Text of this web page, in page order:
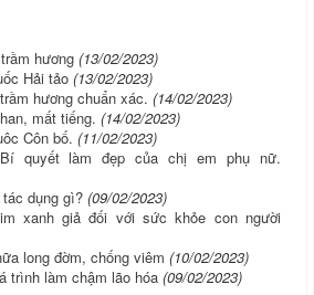
hương (13/02/2023)
Hải tảo (13/02/2023)
hương chuẩn xác. (14/02/2023)
mất tiếng. (14/02/2023)
Côn bố. (11/02/2023)
quyết làm đẹp của chị em phụ nữ.
dụng gì? (09/02/2023)
xanh giả đối với sức khỏe con người
long đờm, chống viêm (10/02/2023)
trình làm chậm lão hóa (09/02/2023)